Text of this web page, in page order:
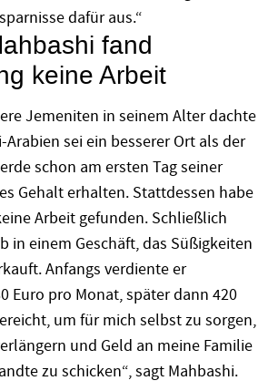
dafür aus.“
fand
keine Arbeit
Jemeniten in seinem Alter dachte
Arabien sei ein besserer Ort als der
schon am ersten Tag seiner
Gehalt erhalten. Stattdessen habe
Arbeit gefunden. Schließlich
in einem Geschäft, das Süßigkeiten
Anfangs verdiente er
Euro pro Monat, später dann 420
um für mich selbst zu sorgen,
und Geld an meine Familie
zu schicken“, sagt Mahbashi.